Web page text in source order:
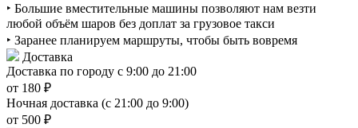
‣ Большие вместительные машины позволяют нам везти
любой объём шаров без доплат за грузовое такси
‣ Заранее планируем маршруты, чтобы быть вовремя
Доставка
Доставка по городу с 9:00 до 21:00
от 180 ₽
Ночная доставка (с 21:00 до 9:00)
от 500 ₽